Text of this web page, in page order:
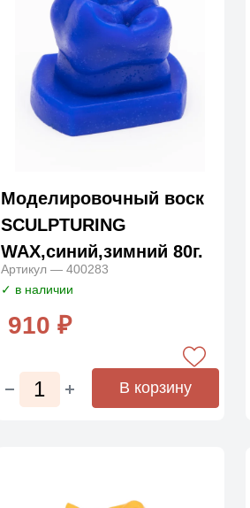
Моделировочный воск
SCULPTURING
WAX,синий,зимний 80г.
Артикул — 400283
✓ в наличии
910 ₽
В корзину